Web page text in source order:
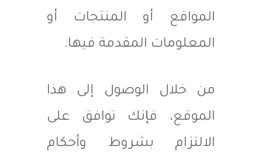
المواقع أو المنتجات أو
المعلومات المقدمة فيها.
من خلال الوصول إلى هذا
الموقع، فإنك توافق على
الالتزام بشروط وأحكام